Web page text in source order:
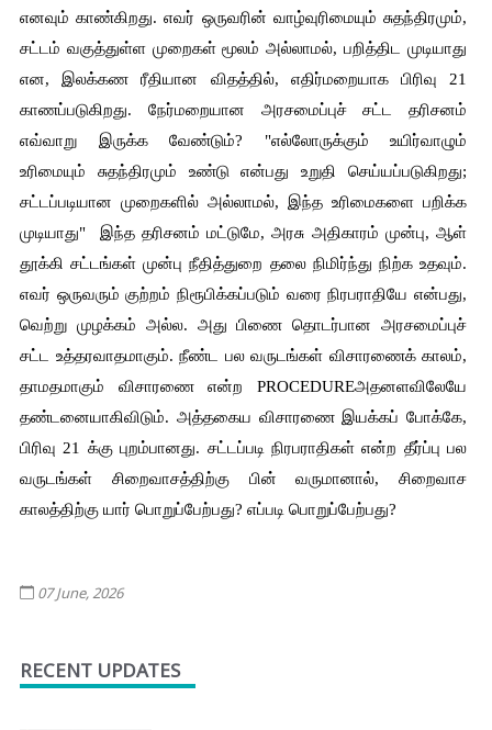
எனவும் காண்கிறது. எவர் ஒருவரின் வாழ்வுரிமையும் சுதந்திரமும்,
சட்டம் வகுத்துள்ள முறைகள் மூலம் அல்லாமல், பறித்திட முடியாது
என, இலக்கண ரீதியான விதத்தில், எதிர்மறையாக பிரிவு 21
காணப்படுகிறது. நேர்மறையான அரசமைப்புச் சட்ட தரிசனம்
எவ்வாறு இருக்க வேண்டும்? "எல்லோருக்கும் உயிர்வாழும்
உரிமையும் சுதந்திரமும் உண்டு என்பது உறுதி செய்யப்படுகிறது;
சட்டப்படியான முறைகளில் அல்லாமல், இந்த உரிமைகளை பறிக்க
முடியாது"  இந்த தரிசனம் மட்டுமே, அரசு அதிகாரம் முன்பு, ஆள்
தூக்கி சட்டங்கள் முன்பு நீதித்துறை தலை நிமிர்ந்து நிற்க உதவும்.
எவர் ஒருவரும் குற்றம் நிரூபிக்கப்படும் வரை நிரபராதியே என்பது,
வெற்று முழக்கம் அல்ல. அது பிணை தொடர்பான அரசமைப்புச்
சட்ட உத்தரவாதமாகும். நீண்ட பல வருடங்கள் விசாரணைக் காலம்,
தாமதமாகும் விசாரணை என்ற PROCEDUREஅதனளவிலேயே
தண்டனையாகிவிடும். அத்தகைய விசாரணை இயக்கப் போக்கே,
பிரிவு 21 க்கு புறம்பானது. சட்டப்படி நிரபராதிகள் என்ற தீர்ப்பு பல
வருடங்கள் சிறைவாசத்திற்கு பின் வருமானால், சிறைவாச
காலத்திற்கு யார் பொறுப்பேற்பது? எப்படி பொறுப்பேற்பது?
07 June, 2026
RECENT UPDATES